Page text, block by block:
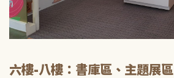
六樓-八樓：書庫區、主題展區